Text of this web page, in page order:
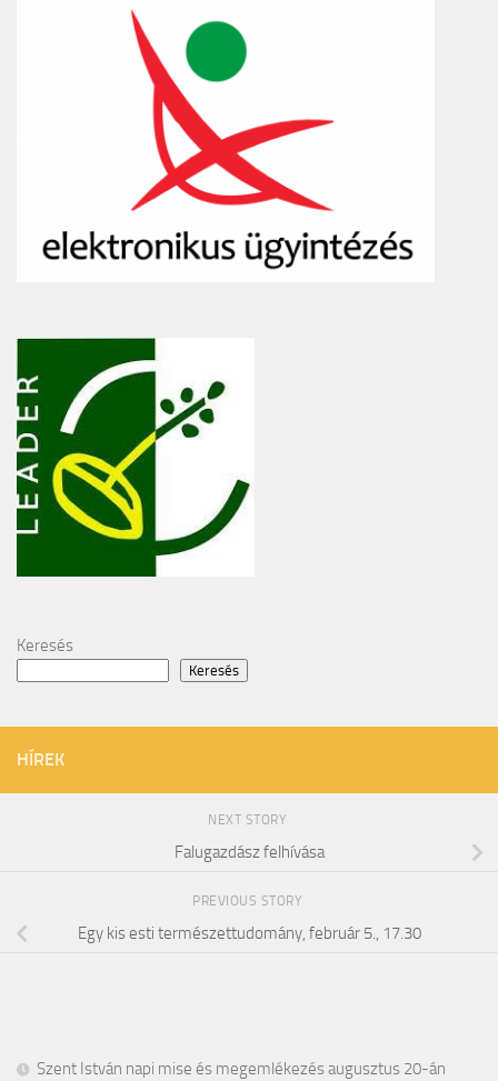
Keresés
Keresés
HÍREK
NEXT STORY
Falugazdász felhívása
PREVIOUS STORY
Egy kis esti természettudomány, február 5., 17.30
Szent István napi mise és megemlékezés augusztus 20-án